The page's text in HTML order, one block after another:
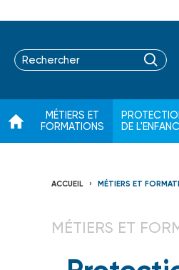
MÉTIERS ET
FORMATIONS
DE
ACCUEIL MÉTIERS ET
MÉTIERS ET